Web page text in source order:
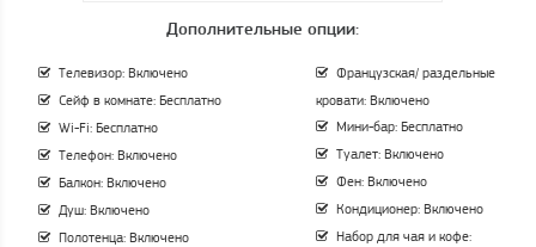
Дополнительные опции:
Телевизор: Включено
Сейф в комнате: Бесплатно
Wi-Fi: Бесплатно
Телефон: Включено
Балкон: Включено
Душ: Включено
Полотенца: Включено
Французская/ раздельные
кровати: Включено
Мини-бар: Бесплатно
Туалет: Включено
Фен: Включено
Кондиционер: Включено
Набор для чая и кофе: